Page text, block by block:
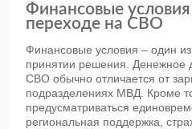
Финансовые
переходе на СВО
Финансовые условия – один
принятии решения. Денежное
СВО обычно отличается от
подразделениях МВД. Кроме
предусматриваться
региональная поддержка,